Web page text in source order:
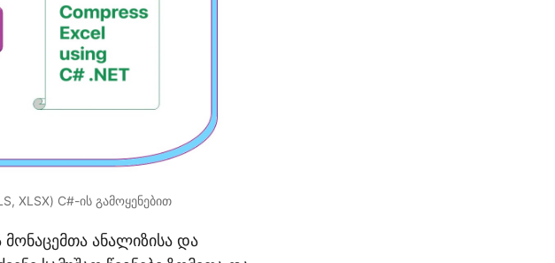
XLSX) C#-ის გამოყენებით
ანალიზისა და